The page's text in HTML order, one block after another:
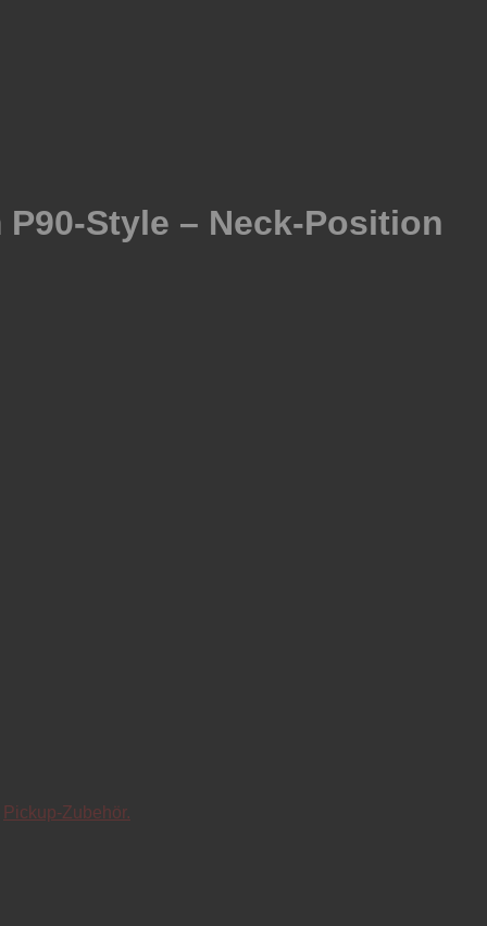
Style – Neck-Position
Pickup-Zubehör.